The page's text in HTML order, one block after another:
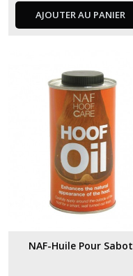
AJOUTER AU PANIER
NAF-Huile Pour Sabot